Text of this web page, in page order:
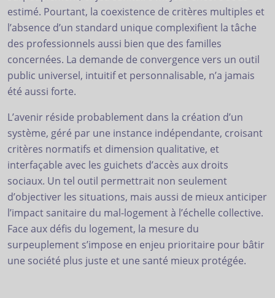
estimé. Pourtant, la coexistence de critères multiples et
l’absence d’un standard unique complexifient la tâche
des professionnels aussi bien que des familles
concernées. La demande de convergence vers un outil
public universel, intuitif et personnalisable, n’a jamais
été aussi forte.
L’avenir réside probablement dans la création d’un
système, géré par une instance indépendante, croisant
critères normatifs et dimension qualitative, et
interfaçable avec les guichets d’accès aux droits
sociaux. Un tel outil permettrait non seulement
d’objectiver les situations, mais aussi de mieux anticiper
l’impact sanitaire du mal-logement à l’échelle collective.
Face aux défis du logement, la mesure du
surpeuplement s’impose en enjeu prioritaire pour bâtir
une société plus juste et une santé mieux protégée.